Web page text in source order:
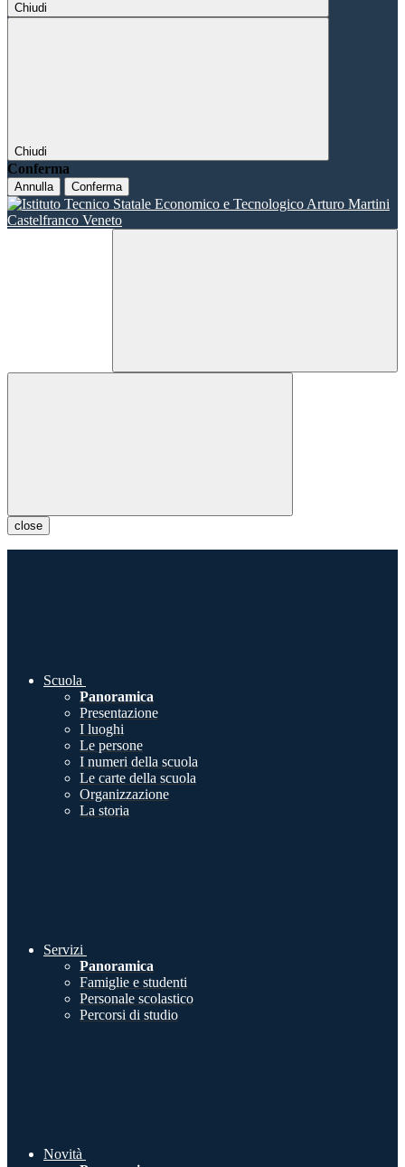
Chiudi
Chiudi
Conferma
Annulla Conferma
close
Scuola
Panoramica
Presentazione
I luoghi
Le persone
I numeri della scuola
Le carte della scuola
Organizzazione
La storia
Servizi
Panoramica
Famiglie e studenti
Personale scolastico
Percorsi di studio
Novità